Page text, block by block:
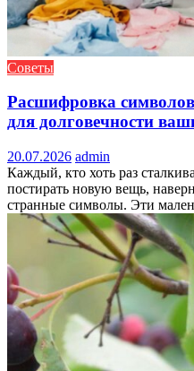
Советы
Расшифровка
для долговечности
20.07.2026 admin
Каждый, кто хоть раз
постирать новую вещь,
странные символы. Эти